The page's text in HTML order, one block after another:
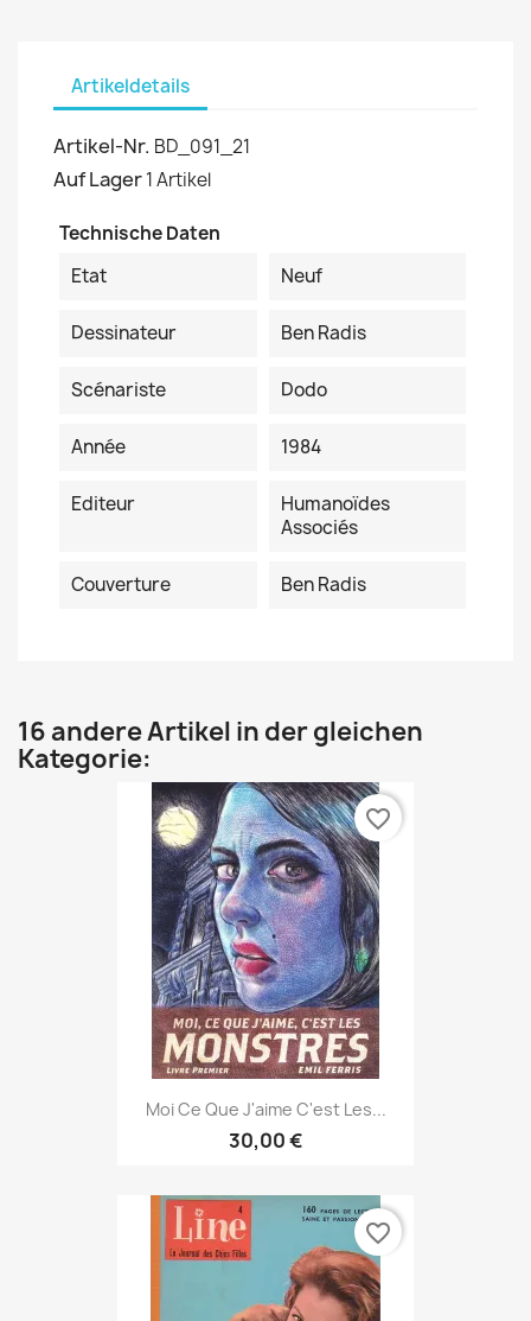
Artikeldetails
Artikel-Nr. BD_091_21
Auf Lager1 Artikel
Technische Daten
Etat
Neuf
Dessinateur Ben Radis
Scénariste Dodo
Année 1984
Editeur
Humanoïdes
Associés
Couverture Ben Radis
16 andere Artikel in der gleichen
Kategorie:
Moi Ce Que J'aime C'est Les...
30,00 €
favorite_border
favorite_border